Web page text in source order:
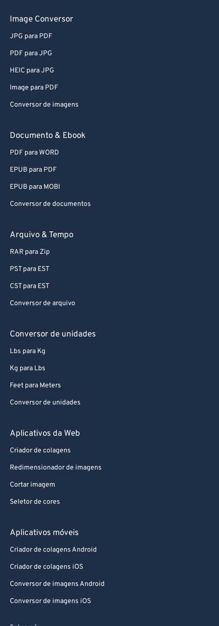
Image Conversor
JPG para PDF
PDF para JPG
HEIC para JPG
Image para PDF
Conversor de imagens
Documento & Ebook
PDF para WORD
EPUB para PDF
EPUB para MOBI
Conversor de documentos
Arquivo & Tempo
RAR para Zip
PST para EST
CST para EST
Conversor de arquivo
Conversor de unidades
Lbs para Kg
Kg para Lbs
Feet para Meters
Conversor de unidades
Aplicativos da Web
Criador de colagens
Redimensionador de imagens
Cortar imagem
Seletor de cores
Aplicativos móveis
Criador de colagens Android
Criador de colagens iOS
Conversor de imagens Android
Conversor de imagens iOS